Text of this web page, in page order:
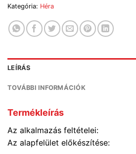
Kategória: Héra
LEÍRÁS
TOVÁBBI INFORMÁCIÓK
Termékleírás
Az alkalmazás feltételei:
Az alapfelület előkészítése: